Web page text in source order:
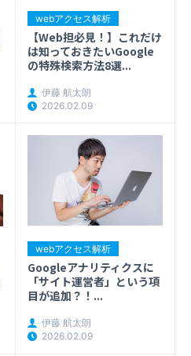
webアクセス解析
【Web担必見！】これだけ
は知っておきたいGoogle
の特殊検索方法8選...
伊藤 航太朗
2026.02.09
webアクセス解析
Googleアナリティクスに
「サイト運営者」という項
目が追加？！...
伊藤 航太朗
2026.02.09